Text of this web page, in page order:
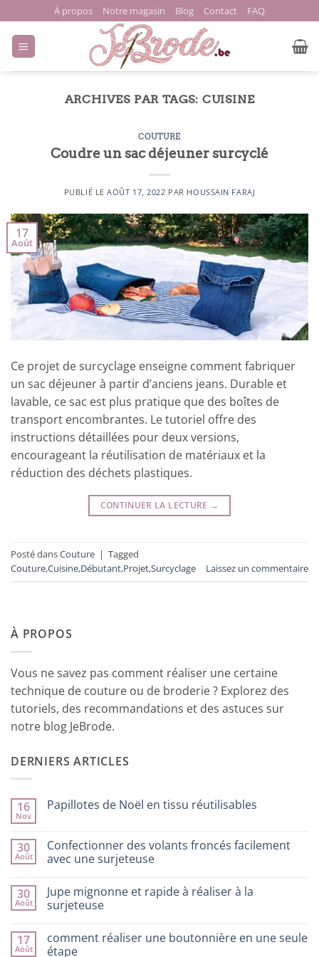
au
contenu
À propos Notre magasin Blog Contact FAQ
ARCHIVES PAR TAGS: CUISINE
COUTURE
Coudre un sac déjeuner surcyclé
PUBLIÉ LEAOÛT 17, 2022 PAR HOUSSAIN FARAJ
17
Août
Ce projet de surcyclage enseigne comment fabriquer
un sac déjeuner à partir d’anciens jeans. Durable et
lavable, ce sac est plus pratique que des boîtes de
transport encombrantes. Le tutoriel offre des
instructions détaillées pour deux versions,
encourageant la réutilisation de matériaux et la
réduction des déchets plastiques.
CONTINUER LA LECTURE →
Posté dansCouture | Tagged
Couture,Cuisine,Débutant,Projet,Surcyclage Laissez un commentaire
À PROPOS
Vous ne savez pas comment réaliser une certaine
technique de couture ou de broderie ? Explorez des
tutoriels, des recommandations et des astuces sur
notre blog JeBrode.
DERNIERS ARTICLES
16
Nov
Papillotes de Noël en tissu réutilisables
Papillotes
de
Noël
réutilisables
30
Août
Confectionner des volants froncés facilement
avec une surjeteuse
sur
Confectionner
des
facilement
avec
30
Août
Jupe mignonne et rapide à réaliser à la
surjeteuse
sur
Jupe
17
Août
comment réaliser une boutonnière en une seule
étape